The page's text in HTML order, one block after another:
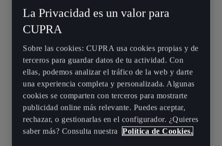
CUPRA LEÓN Y
Esta actualización se realiza en 2
pasos.
Primera actualización del sistema
Esta actualización incluye las
siguientes mejoras y correcciones
de errores del sistema:
Perfeccionamiento del
sistema de
La Privacidad es un valor para
CUPRA
Sobre las cookies: CUPRA usa cookies propias y de
terceros para guardar datos de tu actividad. Con
ellas, podemos analizar el tráfico de la web y darte
una experiencia completa y personalizada. Algunas
cookies se comparten con terceros para mostrarte
publicidad online más relevante. Puedes aceptar,
rechazar, o gestionarlas en el configurador. ¿Quieres
saber más? Consulta nuestra
Política de Cookies.